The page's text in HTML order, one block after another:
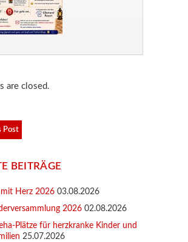
are closed.
Post
BEITRÄGE
mit Herz 2026 03.08.2026
2026 02.08.2026
Plätze für herzkranke Kinder und
25.07.2026